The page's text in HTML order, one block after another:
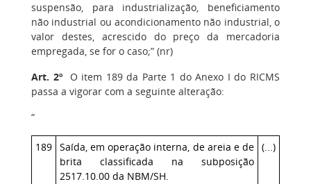
suspensão, para industrialização, beneficiamento
não industrial ou acondicionamento não industrial, o
valor destes, acrescido do preço da mercadoria
empregada, se for o caso;” (nr)
Art. 2ºO item 189 da Parte 1 do Anexo I do RICMS
passa a vigorar com a seguinte alteração:
“
189 Saída, em operação interna, de areia e de
brita classificada na subposição
2517.10.00 da NBM/SH.
(...)